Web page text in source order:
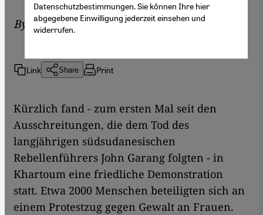
By Lennart Lehmann
Link Share Print
​​Kürzlich fand - zum ersten Mal seit den
Ausschreitungen, die dem Tod des
langjährigen südsudanesischen
Rebellenführers John Garang folgten - in
Khartoum eine friedliche Demonstration
statt. Etwa 2000 Menschen beteiligten sich an
einem Protestzug gegen Gewalt an Frauen.
Datenschutzbestimmungen. Sie können Ihre hier
abgegebene Einwilligung jederzeit einsehen und
widerrufen.